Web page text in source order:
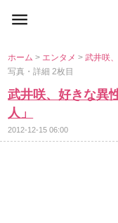
ホーム> エンタメ>武井咲
写真・詳細 2枚目
武井咲、好きな異
人」
2012-12-15 06:00